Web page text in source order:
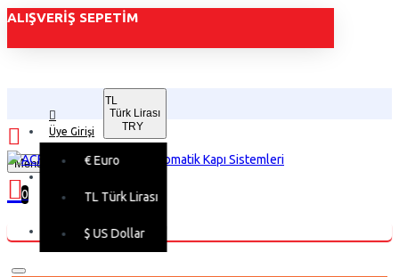
ALIŞVERIŞ SEPETIM
Üye Girişi
TL
Türk Lirası
TRY
€Euro
TL Türk Lirası
$ US Dollar
Menu
0
Alışveriş sepetiniz boş!